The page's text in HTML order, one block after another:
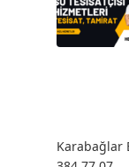
Karabağlar